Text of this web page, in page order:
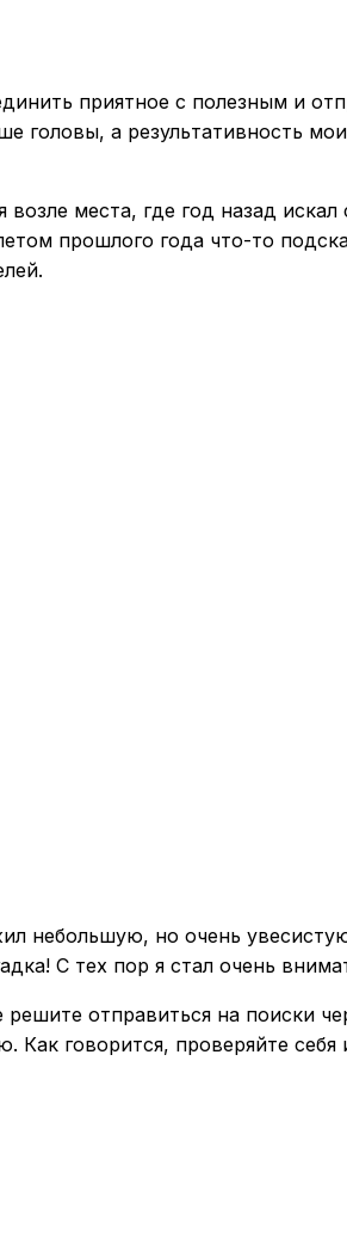
приятное с полезным и
головы, а результативность
места, где год назад
прошлого года что-то
небольшую, но очень
С тех пор я стал очень
решите отправиться на поиски
Как говорится, проверяйте